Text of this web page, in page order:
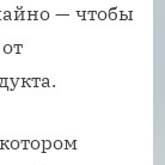
— чтобы